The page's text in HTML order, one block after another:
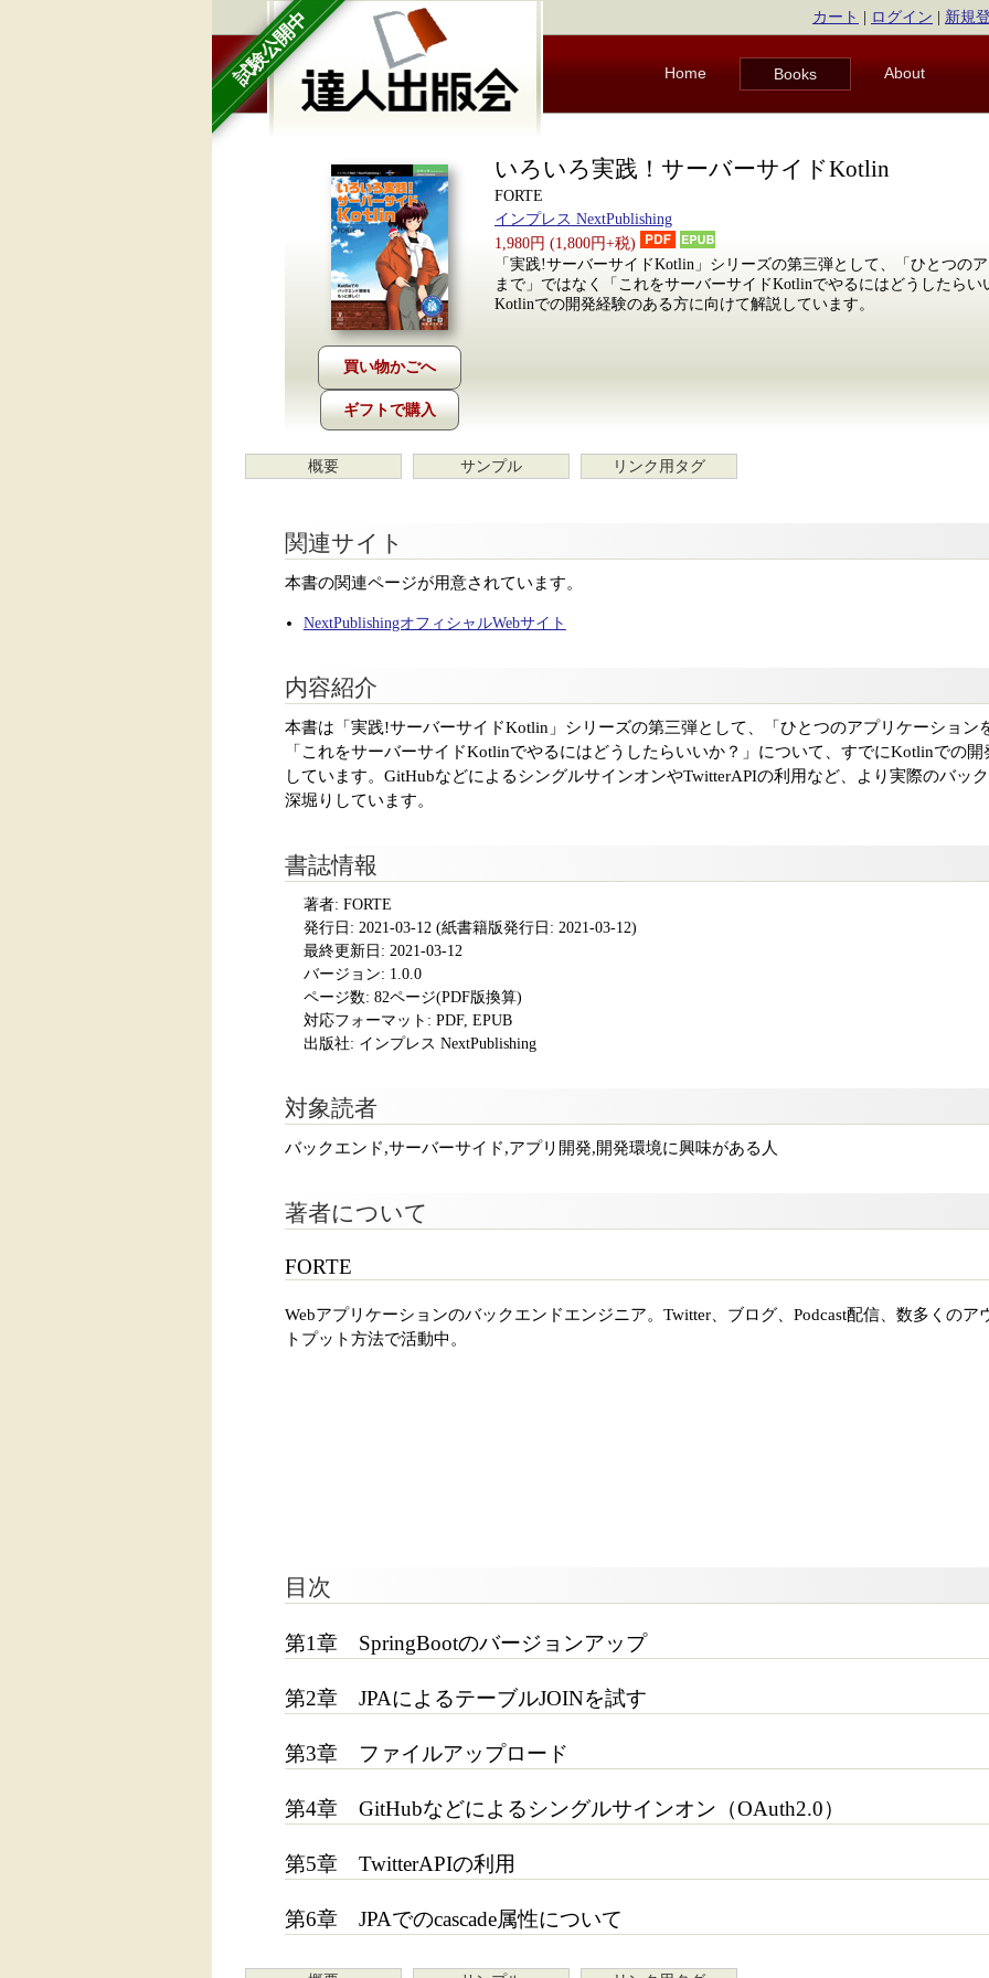
試験公開中 カート ログイン 新規
Home Books About
ギフトで購入
いろいろ実践！サーバーサイドKotlin
FORTE
インプレス NextPublishing
1,980円 (1,800円+税)
「実践!サーバーサイドKotlin」シリーズの第三弾として、「ひとつの
まで」ではなく「これをサーバーサイドKotlinでやるにはどうしたら
Kotlinでの開発経験のある方に向けて解説しています。
概要 サンプル リンク用タグ
関連サイト
本書の関連ページが用意されています。
NextPublishingオフィシャルWebサイト
内容紹介
本書は「実践!サーバーサイドKotlin」シリーズの第三弾として、「ひとつのアプリケーション
「これをサーバーサイドKotlinでやるにはどうしたらいいか？」について、すでにKotlinでの
しています。GitHubなどによるシングルサインオンやTwitterAPIの利用など、より実際のバッ
深堀りしています。
書誌情報
著者: FORTE
発行日: 2021-03-12 (紙書籍版発行日: 2021-03-12)
最終更新日: 2021-03-12
バージョン: 1.0.0
ページ数: 82ページ(PDF版換算)
対応フォーマット: PDF, EPUB
出版社: インプレス NextPublishing
対象読者
バックエンド,サーバーサイド,アプリ開発,開発環境に興味がある人
著者について
FORTE
Webアプリケーションのバックエンドエンジニア。Twitter、ブログ、Podcast配信、数多くのア
トプット方法で活動中。
目次
第1章 SpringBootのバージョンアップ
第2章 JPAによるテーブルJOINを試す
第3章 ファイルアップロード
第4章 GitHubなどによるシングルサインオン（OAuth2.0）
第5章 TwitterAPIの利用
第6章 JPAでのcascade属性について